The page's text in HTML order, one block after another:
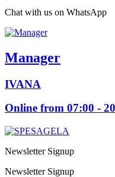
Chat with us on WhatsApp
Manager
IVANA
Online from 07:00 -
Newsletter Signup
Newsletter Signup